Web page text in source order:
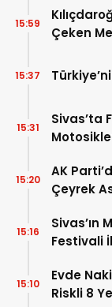
Çeken
15:59
15:37
Sivas’ta
15:31
AK
Çeyrek
15:20
Sivas’ın
Festivali
15:16
Evde
Riskli 8
15:10